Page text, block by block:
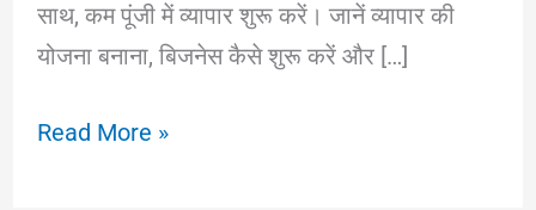
साथ, कम पूंजी में व्यापार शुरू करें। जानें व्यापार की
योजना बनाना, बिजनेस कैसे शुरू करें और […]
25+
Read More »